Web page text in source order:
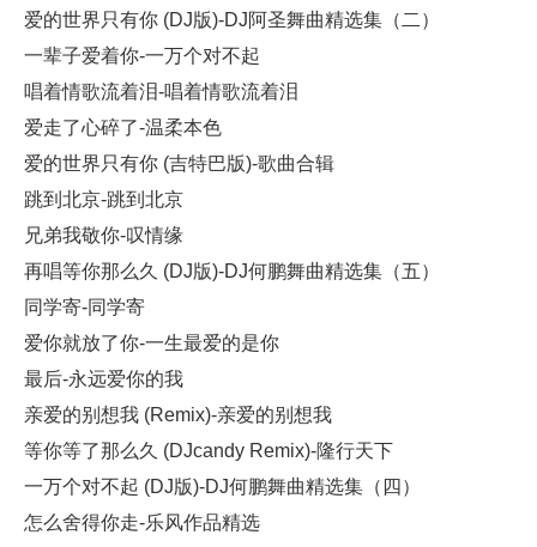
爱的世界只有你 (DJ版)-DJ阿圣舞曲精选集（二）
一辈子爱着你-一万个对不起
唱着情歌流着泪-唱着情歌流着泪
爱走了心碎了-温柔本色
爱的世界只有你 (吉特巴版)-歌曲合辑
跳到北京-跳到北京
兄弟我敬你-叹情缘
再唱等你那么久 (DJ版)-DJ何鹏舞曲精选集（五）
同学寄-同学寄
爱你就放了你-一生最爱的是你
最后-永远爱你的我
亲爱的别想我 (Remix)-亲爱的别想我
等你等了那么久 (DJcandy Remix)-隆行天下
一万个对不起 (DJ版)-DJ何鹏舞曲精选集（四）
怎么舍得你走-乐风作品精选